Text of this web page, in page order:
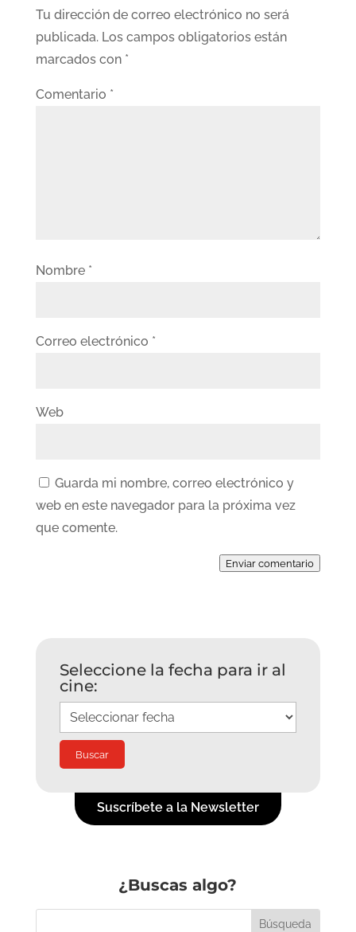
Tu dirección de correo electrónico no será
publicada. Los campos obligatorios están
marcados con *
Comentario *
Nombre *
Correo electrónico *
Web
Guarda mi nombre, correo electrónico y
web en este navegador para la próxima vez
que comente.
Enviar comentario
Seleccione la fecha para ir al
cine:
Suscríbete a la Newsletter
¿Buscas algo?